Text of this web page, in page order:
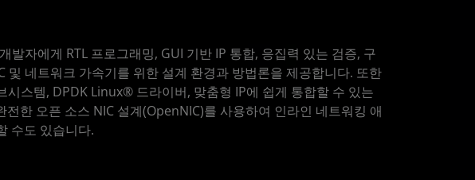
자에게 RTL 프로그래밍, GUI 기반 IP 통합, 응집력 있는 검증, 구
및 네트워크 가속기를 위한 설계 환경과 방법론을 제공합니다. 또한
시스템, DPDK Linux® 드라이버, 맞춤형 IP에 쉽게 통합할 수 있는
전한 오픈 소스 NIC 설계(OpenNIC)를 사용하여 인라인 네트워킹 애
수도 있습니다.